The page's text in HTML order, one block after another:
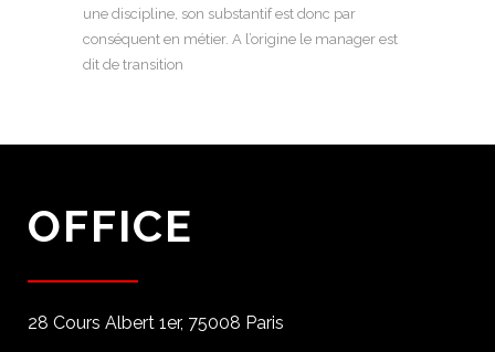
une discipline, son substantif est donc par
conséquent en métier. A l’origine le manager est
dit de transition
OFFICE
28 Cours Albert 1er, 75008 Paris